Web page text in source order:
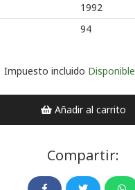
1992
94
Impuesto incluido Disponible
Añadir al carrito
Compartir: